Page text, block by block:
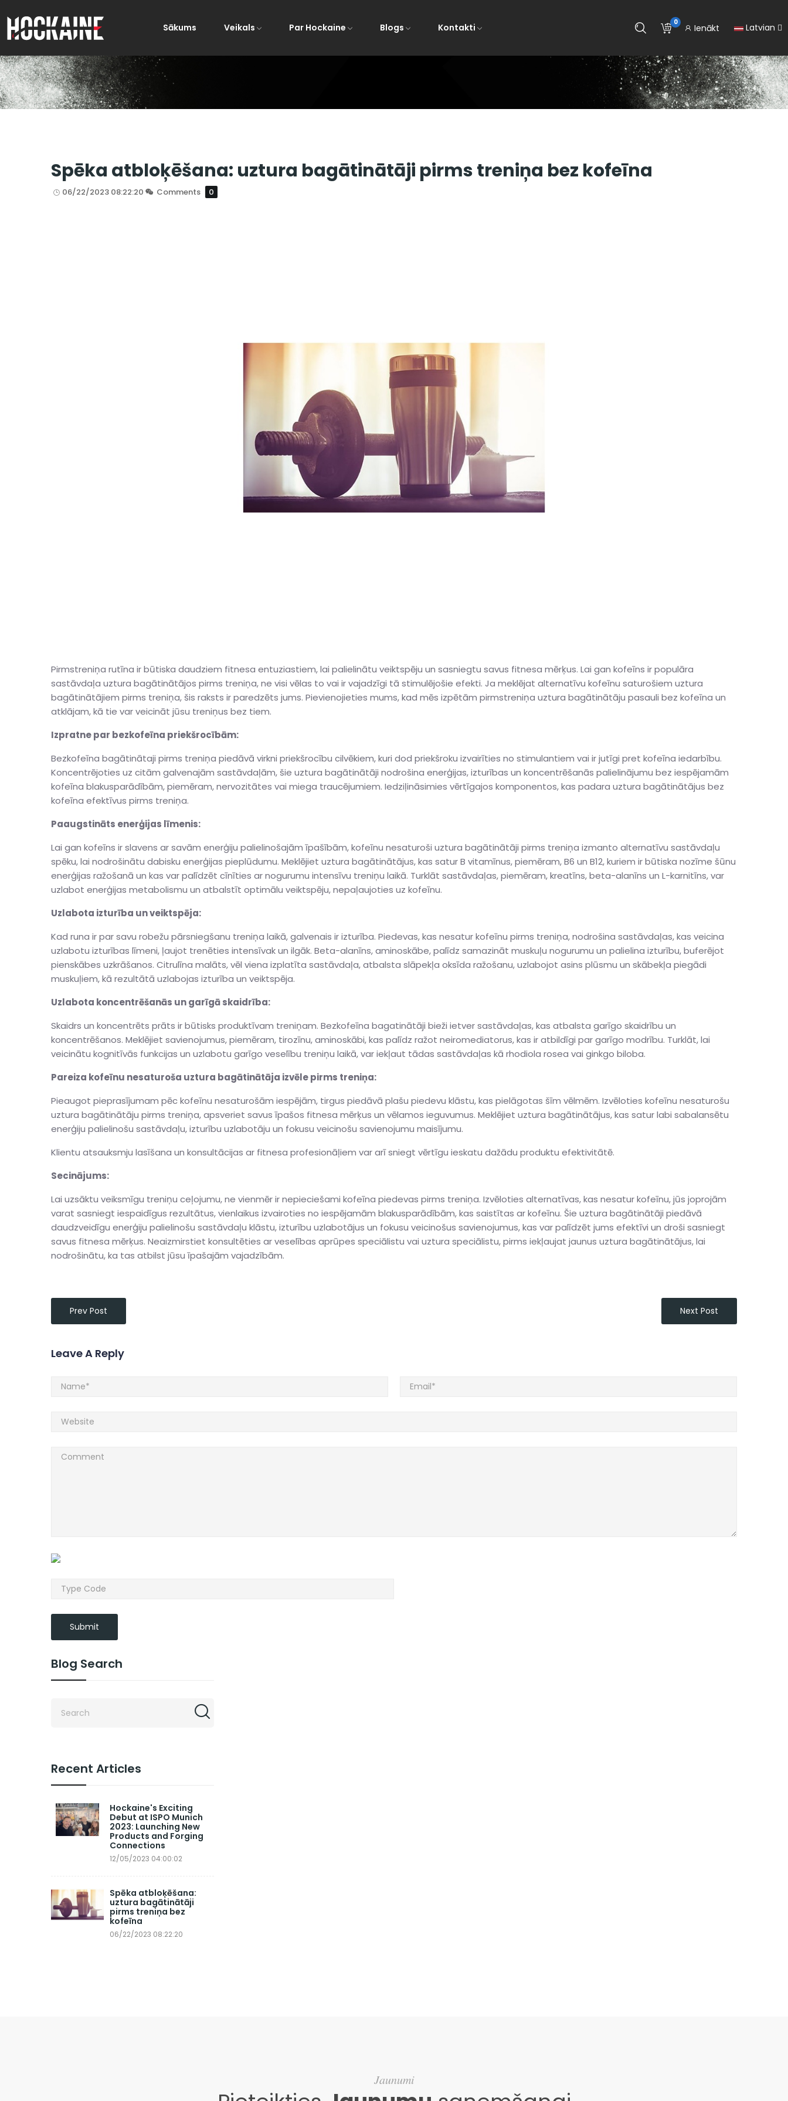
Sākums Veikals Par Hockaine Blogs Kontakti 0 Ienākt Latvian
Spēka atbloķēšana: uztura bagātinātāji pirms treniņa bez kofeīna
06/22/2023 08:22:20 Comments 0
Pirmstreniņa rutīna ir būtiska daudziem fitnesa entuziastiem, lai palielinātu veiktspēju un sasniegtu savus fitnesa mērķus. Lai gan kofeīns ir populāra
sastāvdaļa uztura bagātinātājos pirms treniņa, ne visi vēlas to vai ir vajadzīgi tā stimulējošie efekti. Ja meklējat alternatīvu kofeīnu saturošiem uztura
bagātinātājiem pirms treniņa, šis raksts ir paredzēts jums. Pievienojieties mums, kad mēs izpētām pirmstreniņa uztura bagātinātāju pasauli bez kofeīna un
atklājam, kā tie var veicināt jūsu treniņus bez tiem.
Izpratne par bezkofeīna priekšrocībām:
Bezkofeīna bagātinātaji pirms treniņa piedāvā virkni priekšrocību cilvēkiem, kuri dod priekšroku izvairīties no stimulantiem vai ir jutīgi pret kofeīna iedarbību.
Koncentrējoties uz citām galvenajām sastāvdaļām, šie uztura bagātinātāji nodrošina enerģijas, izturības un koncentrēšanās palielinājumu bez iespējamām
kofeīna blakusparādībām, piemēram, nervozitātes vai miega traucējumiem. Iedziļināsimies vērtīgajos komponentos, kas padara uztura bagātinātājus bez
kofeīna efektīvus pirms treniņa.
Paaugstināts enerģijas līmenis:
Lai gan kofeīns ir slavens ar savām enerģiju palielinošajām īpašībām, kofeīnu nesaturoši uztura bagātinātāji pirms treniņa izmanto alternatīvu sastāvdaļu
spēku, lai nodrošinātu dabisku enerģijas pieplūdumu. Meklējiet uztura bagātinātājus, kas satur B vitamīnus, piemēram, B6 un B12, kuriem ir būtiska nozīme šūnu
enerģijas ražošanā un kas var palīdzēt cīnīties ar nogurumu intensīvu treniņu laikā. Turklāt sastāvdaļas, piemēram, kreatīns, beta-alanīns un L-karnitīns, var
uzlabot enerģijas metabolismu un atbalstīt optimālu veiktspēju, nepaļaujoties uz kofeīnu.
Uzlabota izturība un veiktspēja:
Kad runa ir par savu robežu pārsniegšanu treniņa laikā, galvenais ir izturība. Piedevas, kas nesatur kofeīnu pirms treniņa, nodrošina sastāvdaļas, kas veicina
uzlabotu izturības līmeni, ļaujot trenēties intensīvak un ilgāk. Beta-alanīns, aminoskābe, palīdz samazināt muskuļu nogurumu un palielina izturību, buferējot
pienskābes uzkrāšanos. Citrulīna malāts, vēl viena izplatīta sastāvdaļa, atbalsta slāpekļa oksīda ražošanu, uzlabojot asins plūsmu un skābekļa piegādi
muskuļiem, kā rezultātā uzlabojas izturība un veiktspēja.
Uzlabota koncentrēšanās un garīgā skaidrība:
Skaidrs un koncentrēts prāts ir būtisks produktīvam treniņam. Bezkofeīna bagatinātāji bieži ietver sastāvdaļas, kas atbalsta garīgo skaidrību un
koncentrēšanos. Meklējiet savienojumus, piemēram, tirozīnu, aminoskābi, kas palīdz ražot neiromediatorus, kas ir atbildīgi par garīgo modrību. Turklāt, lai
veicinātu kognitīvās funkcijas un uzlabotu garīgo veselību treniņu laikā, var iekļaut tādas sastāvdaļas kā rhodiola rosea vai ginkgo biloba.
Pareiza kofeīnu nesaturoša uztura bagātinātāja izvēle pirms treniņa:
Pieaugot pieprasījumam pēc kofeīnu nesaturošām iespējām, tirgus piedāvā plašu piedevu klāstu, kas pielāgotas šīm vēlmēm. Izvēloties kofeīnu nesaturošu
uztura bagātinātāju pirms treniņa, apsveriet savus īpašos fitnesa mērķus un vēlamos ieguvumus. Meklējiet uztura bagātinātājus, kas satur labi sabalansētu
enerģiju palielinošu sastāvdaļu, izturību uzlabotāju un fokusu veicinošu savienojumu maisījumu.
Klientu atsauksmju lasīšana un konsultācijas ar fitnesa profesionāļiem var arī sniegt vērtīgu ieskatu dažādu produktu efektivitātē.
Secinājums:
Lai uzsāktu veiksmīgu treniņu ceļojumu, ne vienmēr ir nepieciešami kofeīna piedevas pirms treniņa. Izvēloties alternatīvas, kas nesatur kofeīnu, jūs joprojām
varat sasniegt iespaidīgus rezultātus, vienlaikus izvairoties no iespējamām blakusparādībām, kas saistītas ar kofeīnu. Šie uztura bagātinātāji piedāvā
daudzveidīgu enerģiju palielinošu sastāvdaļu klāstu, izturību uzlabotājus un fokusu veicinošus savienojumus, kas var palīdzēt jums efektīvi un droši sasniegt
savus fitnesa mērķus. Neaizmirstiet konsultēties ar veselības aprūpes speciālistu vai uztura speciālistu, pirms iekļaujat jaunus uztura bagātinātājus, lai
nodrošinātu, ka tas atbilst jūsu īpašajām vajadzībām.
Prev Post Next Post
Leave A Reply
Submit
Blog Search
Recent Articles
Hockaine's Exciting
Debut at ISPO Munich
2023: Launching New
Products and Forging
Connections
12/05/2023 04:00:02
Spēka atbloķēšana:
uztura bagātinātāji
pirms treniņa bez
kofeīna
06/22/2023 08:22:20
Jaunumi